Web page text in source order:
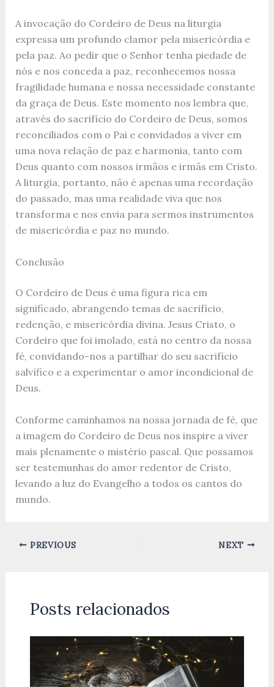
A invocação do Cordeiro de Deus na liturgia
expressa um profundo clamor pela misericórdia e
pela paz. Ao pedir que o Senhor tenha piedade de
nós e nos conceda a paz, reconhecemos nossa
fragilidade humana e nossa necessidade constante
da graça de Deus. Este momento nos lembra que,
através do sacrifício do Cordeiro de Deus, somos
reconciliados com o Pai e convidados a viver em
uma nova relação de paz e harmonia, tanto com
Deus quanto com nossos irmãos e irmãs em Cristo.
A liturgia, portanto, não é apenas uma recordação
do passado, mas uma realidade viva que nos
transforma e nos envia para sermos instrumentos
de misericórdia e paz no mundo.
Conclusão
O Cordeiro de Deus é uma figura rica em
significado, abrangendo temas de sacrifício,
redenção, e misericórdia divina. Jesus Cristo, o
Cordeiro que foi imolado, está no centro da nossa
fé, convidando-nos a partilhar do seu sacrifício
salvífico e a experimentar o amor incondicional de
Deus.
Conforme caminhamos na nossa jornada de fé, que
a imagem do Cordeiro de Deus nos inspire a viver
mais plenamente o mistério pascal. Que possamos
ser testemunhas do amor redentor de Cristo,
levando a luz do Evangelho a todos os cantos do
mundo.
PREVIOUS NEXT
Posts relacionados